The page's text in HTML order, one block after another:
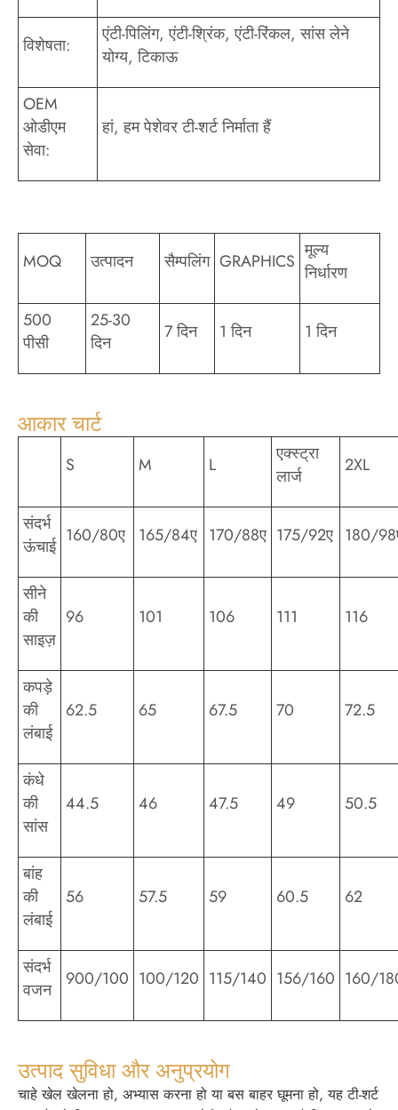
विशेषता:
एंटी-पिलिंग, एंटी-श्रिंक, एंटी-रिंकल, सांस लेने
योग्य, टिकाऊ
OEM
ओडीएम
सेवा:
हां, हम पेशेवर टी-शर्ट निर्माता हैं
MOQ उत्पादन सैम्पलिंग GRAPHICS मूल्य
निर्धारण
500
पीसी
25-30
दिन
7 दिन 1 दिन 1 दिन
आकार चार्ट
S M L
एक्स्ट्रा
लार्ज
2XL
संदर्भ
ऊंचाई 160/80ए 165/84ए 170/88ए 175/92ए 180/
सीने
की
साइज़
96 101 106 111 116
कपड़े
की
लंबाई
62.5 65 67.5 70 72.5
कंधे
की
सांस
44.5 46 47.5 49 50.5
बांह
की
लंबाई
56 57.5 59 60.5 62
संदर्भ
वजन
900/100 100/120 115/140 156/160 160/
उत्पाद सुविधा और अनुप्रयोग
चाहे खेल खेलना हो, अभ्यास करना हो या बस बाहर घूमना हो, यह टी-शर्ट